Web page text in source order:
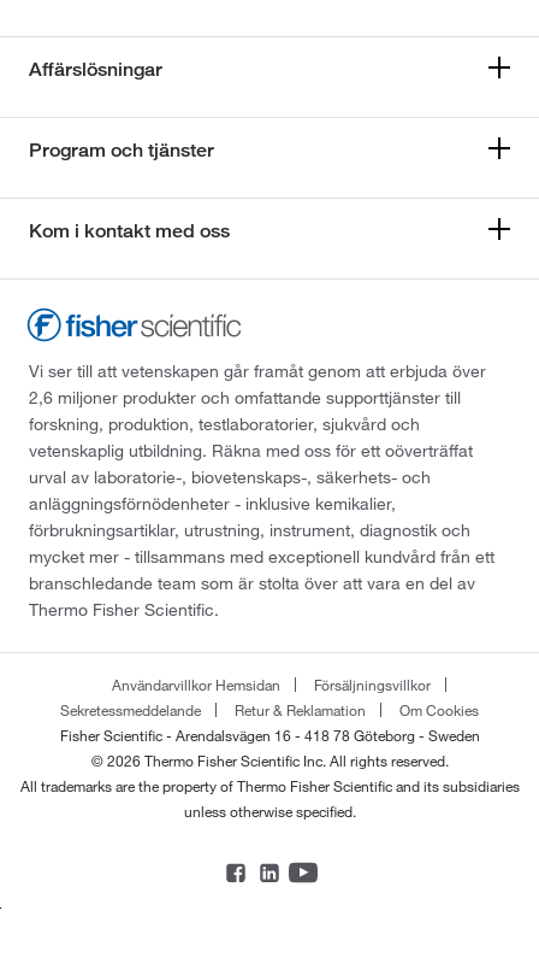
Affärslösningar
Program och tjänster
Kom i kontakt med oss
Vi ser till att vetenskapen går framåt genom att erbjuda över
2,6 miljoner produkter och omfattande supporttjänster till
forskning, produktion, testlaboratorier, sjukvård och
vetenskaplig utbildning. Räkna med oss för ett oöverträffat
urval av laboratorie-, biovetenskaps-, säkerhets- och
anläggningsförnödenheter - inklusive kemikalier,
förbrukningsartiklar, utrustning, instrument, diagnostik och
mycket mer - tillsammans med exceptionell kundvård från ett
branschledande team som är stolta över att vara en del av
Thermo Fisher Scientific.
Användarvillkor Hemsidan
Försäljningsvillkor
Sekretessmeddelande
Retur & Reklamation
Om Cookies
Fisher Scientific - Arendalsvägen 16 - 418 78 Göteborg - Sweden
© 2026 Thermo Fisher Scientific Inc. All rights reserved.
All trademarks are the property of Thermo Fisher Scientific and its subsidiaries
unless otherwise specified.